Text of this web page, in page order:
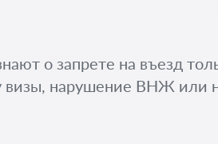
о запрете на въезд
визы, нарушение ВНЖ или